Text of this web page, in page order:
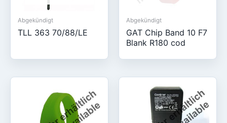
Abgekündigt
TLL 363 70/88/LE
Abgekündigt
GAT Chip Band 10 F7
Blank R180 cod